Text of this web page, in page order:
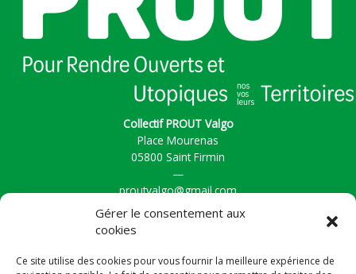
Gérer le consentement aux
cookies
Ce site utilise des cookies pour vous fournir la meilleure expérience de
Collectif PROUT Valgo
Place Mourenas
05800 Saint Firmin
—
proutvalgo@gmail.com
Actualités